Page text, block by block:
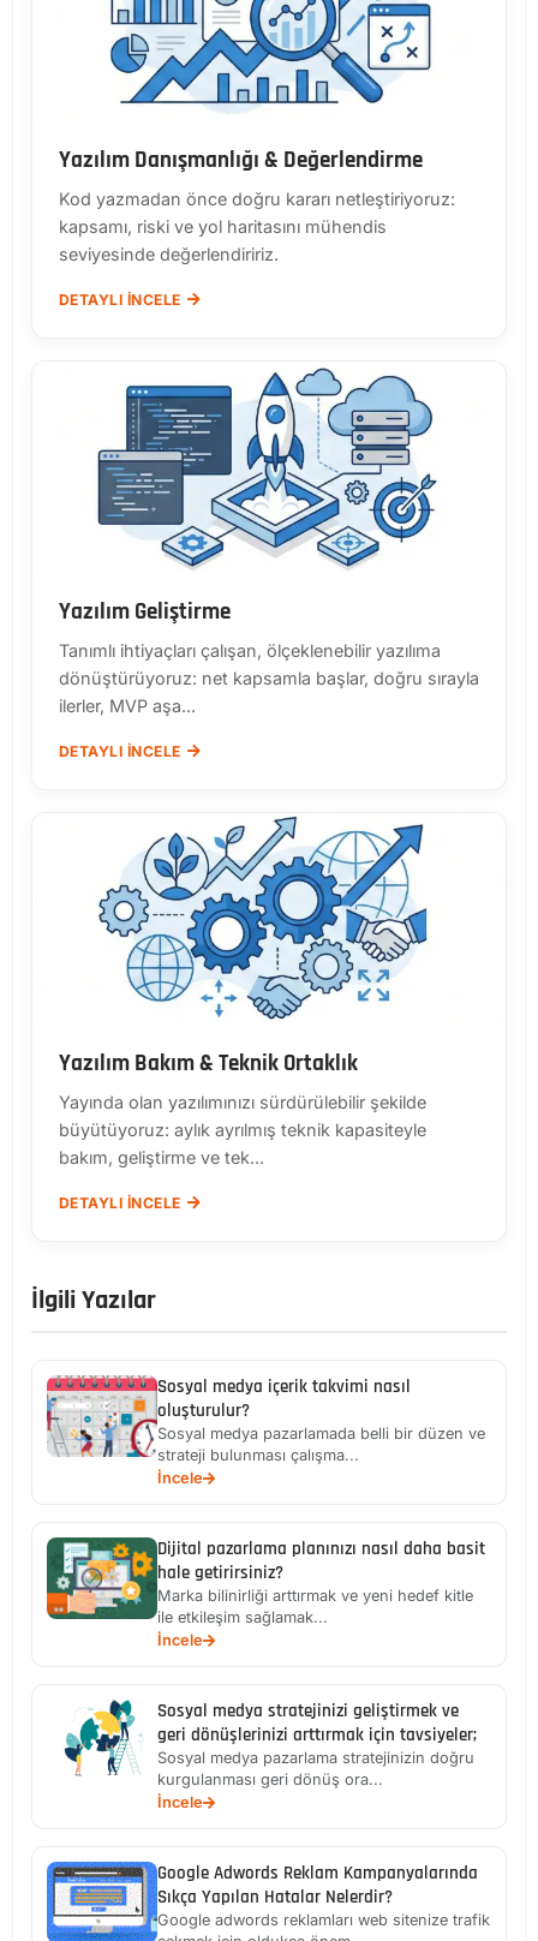
Yazılım Danışmanlığı & Değerlendirme
Kod yazmadan önce doğru kararı netleştiriyoruz:
kapsamı, riski ve yol haritasını mühendis
seviyesinde değerlendiririz.
DETAYLI İNCELE
Yazılım Geliştirme
Tanımlı ihtiyaçları çalışan, ölçeklenebilir yazılıma
dönüştürüyoruz: net kapsamla başlar, doğru sırayla
ilerler, MVP aşa...
DETAYLI İNCELE
Yazılım Bakım & Teknik Ortaklık
Yayında olan yazılımınızı sürdürülebilir şekilde
büyütüyoruz: aylık ayrılmış teknik kapasiteyle
bakım, geliştirme ve tek...
DETAYLI İNCELE
İlgili Yazılar
Sosyal medya içerik takvimi nasıl
oluşturulur?
Sosyal medya pazarlamada belli bir düzen ve
strateji bulunması çalışma...
İncele
Dijital pazarlama planınızı nasıl daha basit
hale getirirsiniz?
Marka bilinirliği arttırmak ve yeni hedef kitle
ile etkileşim sağlamak...
İncele
Sosyal medya stratejinizi geliştirmek ve
geri dönüşlerinizi arttırmak için tavsiyeler;
Sosyal medya pazarlama stratejinizin doğru
kurgulanması geri dönüş ora...
İncele
Google Adwords Reklam Kampanyalarında
Sıkça Yapılan Hatalar Nelerdir?
Google adwords reklamları web sitenize trafik